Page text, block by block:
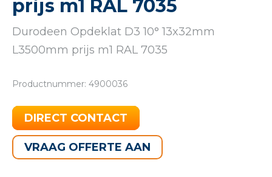
prijs m1 RAL 7035
Durodeen Opdeklat D3 10° 13x32mm
L3500mm prijs m1 RAL 7035
Productnummer: 4900036
DIRECT CONTACT
VRAAG OFFERTE AAN